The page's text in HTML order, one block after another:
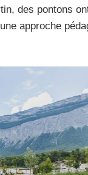
des pontons
approche